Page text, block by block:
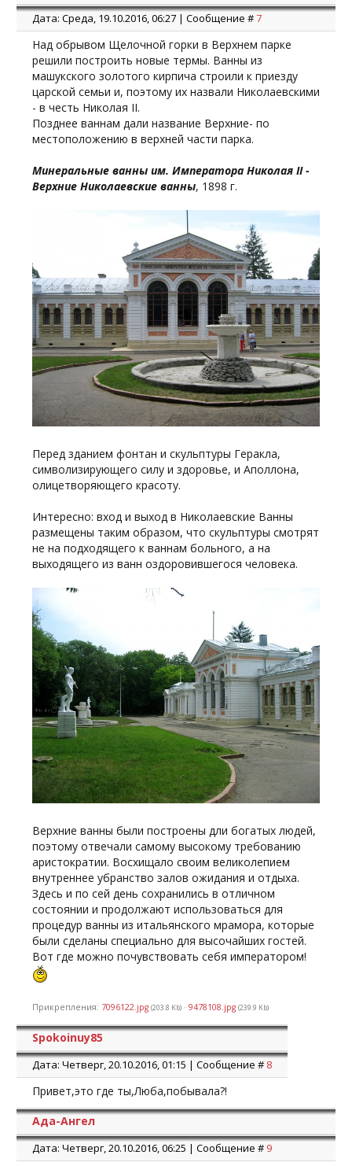
Дата: Среда, 19.10.2016, 06:27 | Сообщение #7
Над обрывом Щелочной горки в Верхнем парке
решили построить новые термы. Ванны из
машукского золотого кирпича строили к приезду
царской семьи и, поэтому их назвали Николаевскими
- в честь Николая II.
Позднее ваннам дали название Верхние- по
местоположению в верхней части парка.
Минеральные ванны им. Императора Николая II -
Верхние Николаевские ванны, 1898 г.
Перед зданием фонтан и скульптуры Геракла,
символизирующего силу и здоровье, и Аполлона,
олицетворяющего красоту.
Интересно: вход и выход в Николаевские Ванны
размещены таким образом, что скульптуры смотрят
не на подходящего к ваннам больного, а на
выходящего из ванн оздоровившегося человека.
Верхние ванны были построены дли богатых людей,
поэтому отвечали самому высокому требованию
аристократии. Восхищало своим великолепием
внутреннее убранство залов ожидания и отдыха.
Здесь и по сей день сохранились в отличном
состоянии и продолжают использоваться для
процедур ванны из итальянского мрамора, которые
были сделаны специально для высочайших гостей.
Вот где можно почувствовать себя императором!
Прикрепления: 7096122.jpg (203.8 Kb) · 9478108.jpg (239.9 Kb)
Spokoinuy85
Дата: Четверг, 20.10.2016, 01:15 | Сообщение # 8
Привет,это где ты,Люба,побывала?!
Ада-Ангел
Дата: Четверг, 20.10.2016, 06:25 | Сообщение # 9